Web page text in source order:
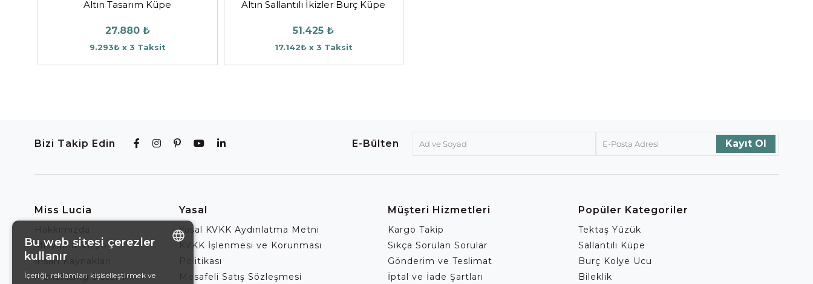
Altın Tasarım Küpe
27.880 ₺
9.293₺ x 3 Taksit
Altın Sallantılı İkizler Burç Küpe
51.425 ₺
17.142₺ x 3 Taksit
Bizi Takip Edin E-Bülten
Miss Lucia
Misyon & Vizyon
İnsan Kaynakları
Franchising Sistemi
Yasal
Yasal KVKK Aydınlatma Metni
KVKK İşlenmesi ve Korunması
Politikası
Mesafeli Satış Sözleşmesi
Müşteri Hizmetleri
Kargo Takip
Sıkça Sorulan Sorular
Gönderim ve Teslimat
İptal ve İade Şartları
Popüler Kategoriler
Tektaş Yüzük
Sallantılı Küpe
Burç Kolye Ucu
Bileklik
Bu web sitesi çerezler
kullanır
İçeriği, reklamları kişiselleştirmek ve